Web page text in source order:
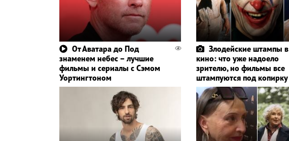
От Аватара до Под
знаменем небес – лучшие
фильмы и сериалы с Сэмом
Уортингтоном
Злодейские штампы в
кино: что уже надоело
зрителю, но фильмы все
штампуются под копирку